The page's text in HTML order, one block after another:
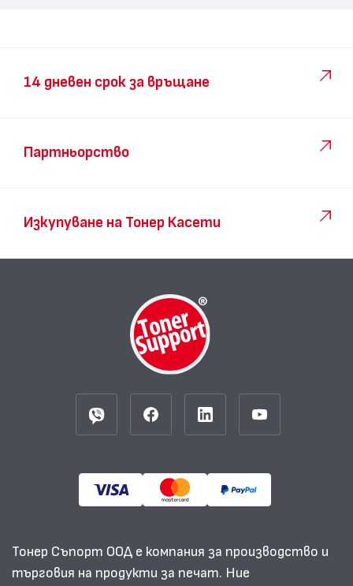
14 дневен срок за връщане
Партньорство
Изкупуване на Тонер Касети
Тонер Съпорт ООД е компания за производство и
търговия на продукти за печат. Ние